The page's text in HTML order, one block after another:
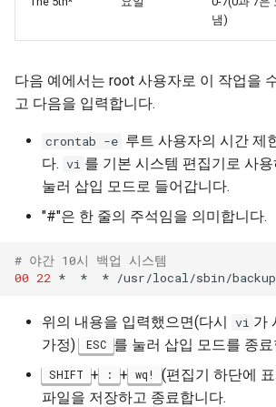
냄)
다음 예에서는 root 사용자로 이 작업을
고 다음을 입력합니다.
crontab -e 루트 사용자의 시간 제
다. vi 를 기본 시스템 편집기로 사
눌러 삽입 모드로 들어갑니다.
"#"은 한 줄의 주석임을 의미합니다.
# 야간 10시 백업 시스템
00 22 * * *
위의 내용을 입력했으면(다시 vi 가
가정)
ESC 를 눌러 삽입 모드를 종료
SHIFT + : + wq!
(편집기 하단에
파일을 저장하고 종료합니다.